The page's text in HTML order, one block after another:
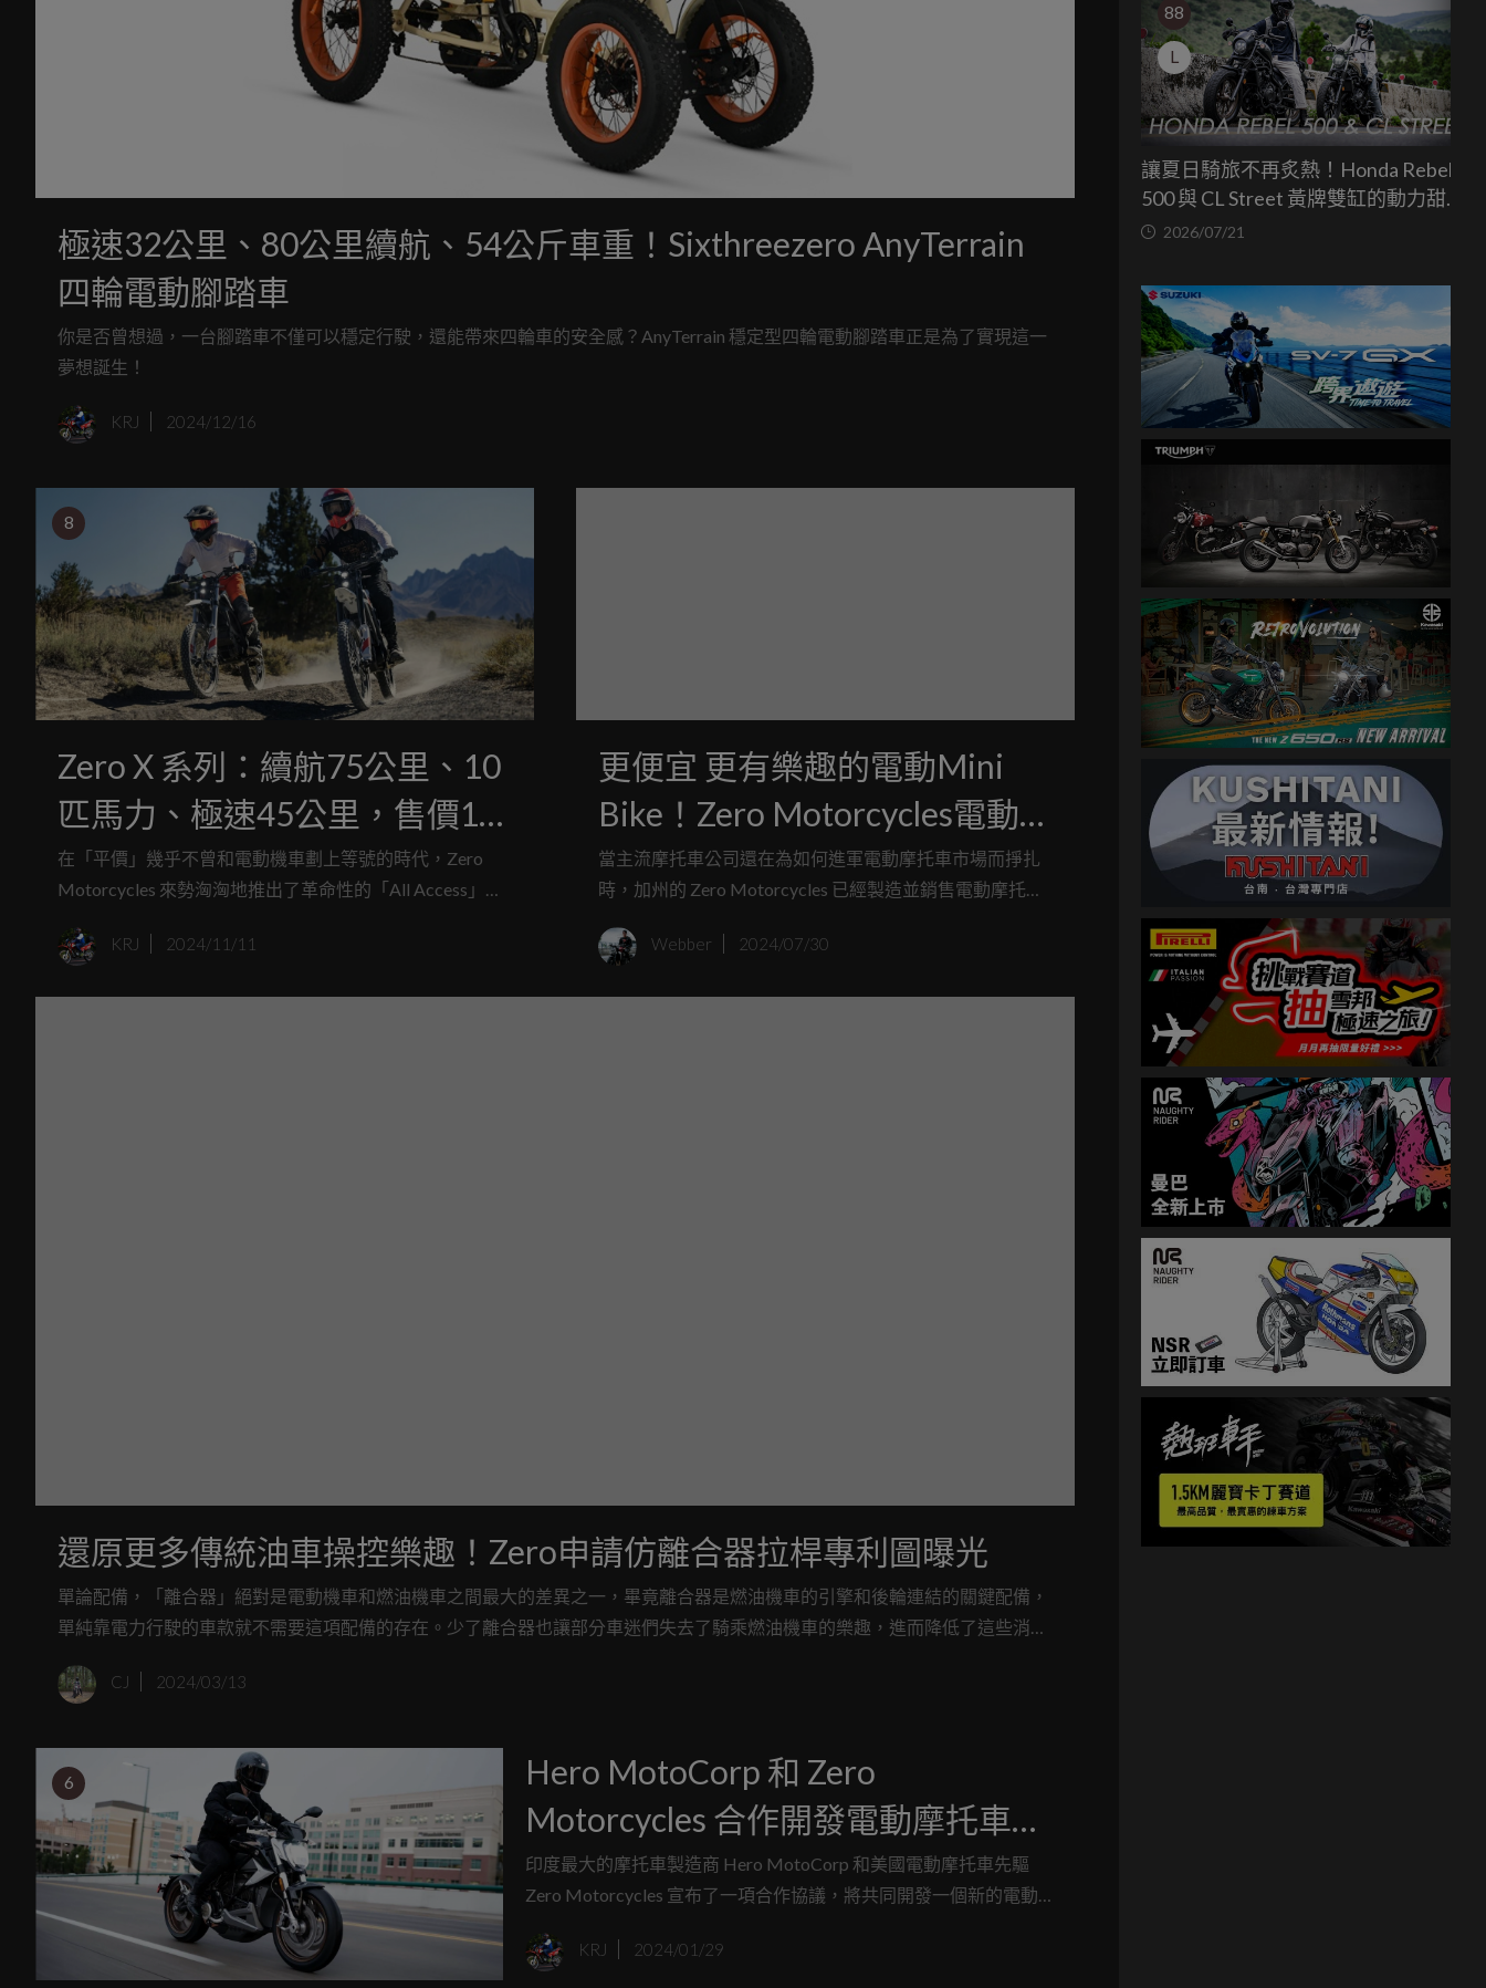
極速32公里、80公里續航、54公斤車重！Sixthreezero AnyTerrain
四輪電動腳踏車
你是否曾想過，一台腳踏車不僅可以穩定行駛，還能帶來四輪車的安全感？AnyTerrain 穩定型四輪電動腳踏車正是為了實現這一
夢想誕生！
KRJ 2024/12/16
8
Zero X 系列：續航75公里、10
匹馬力、極速45公里，售價13
萬台幣的平價電動機車新選
擇！
在「平價」幾乎不曾和電動機車劃上等號的時代，Zero
Motorcycles 來勢洶洶地推出了革命性的「All Access」計
一波亮相的兩款新車，預計將成為美國市場上最便宜的電
KRJ 2024/11/11
更便宜 更有樂趣的電動Mini
Bike！Zero Motorcycles電動小
車專利曝光
當主流摩托車公司還在為如何進軍電動摩托車市場而掙扎
時，加州的 Zero Motorcycles 已經製造並銷售電動摩托車
些車型可與中量級摩托車媲美。現在，公司似乎將目光轉
Webber 2024/07/30
還原更多傳統油車操控樂趣！Zero申請仿離合器拉桿專利圖曝光
單論配備，「離合器」絕對是電動機車和燃油機車之間最大的差異之一，畢竟離合器是燃油機車的引擎和後輪連結的關鍵配備，
單純靠電力行駛的車款就不需要這項配備的存在。少了離合器也讓部分車迷們失去了騎乘燃油機車的樂趣，進而降低了這些消費
CJ 2024/03/13
6
Hero MotoCorp 和 Zero
Motorcycles 合作開發電動摩托車，
預計帶來四款車型，最快2025年推
出！
印度最大的摩托車製造商 Hero MotoCorp 和美國電動摩托車先驅
Zero Motorcycles 宣布了一項合作協議，將共同開發一個新的電動
KRJ 2024/01/29
88
L
讓夏日騎旅不再炙熱！Honda Rebel
500 與 CL Street 黃牌雙缸的動力甜蜜
點 2026/07/21